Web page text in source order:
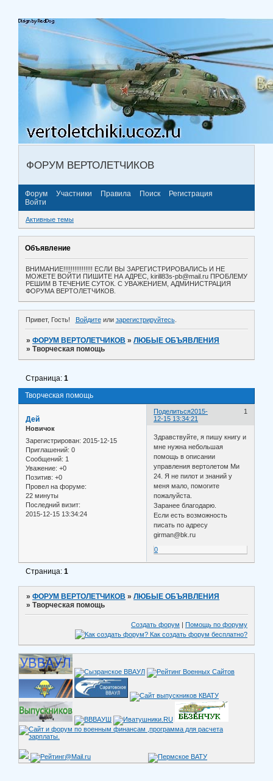
ФОРУМ ВЕРТОЛЕТЧИКОВ
Форум Участники Правила Поиск
Регистрация
Войти
Активные темы
Объявление
ВНИМАНИЕ!!!!!!!!!!!!!!!! ЕСЛИ ВЫ ЗАРЕГИСТРИРОВАЛИСЬ И НЕ
МОЖЕТЕ ВОЙТИ ПИШИТЕ НА АДРЕС, kirill83s-pb@mail.ru ПРОБЛЕМУ
РЕШИМ В ТЕЧЕНИЕ СУТОК. С УВАЖЕНИЕМ, АДМИНИСТРАЦИЯ
ФОРУМА ВЕРТОЛЕТЧИКОВ.
Привет, Гость! Войдитеили зарегистрируйтесь.
»ФОРУМ ВЕРТОЛЕТЧИКОВ »ЛЮБЫЕ ОБЪЯВЛЕНИЯ
»Творческая помощь
Творческая помощь
Страница:1
Поделиться 1
2015-
12-15 13:34:21
Дей
Новичок
Зарегистрирован: 2015-12-15
Приглашений: 0
Сообщений: 1
Уважение: +0
Позитив: +0
Провел на форуме:
22 минуты
Последний визит:
2015-12-15 13:34:24
Здравствуйте, я пишу книгу и
мне нужна небольшая
помощь в описании
управления вертолетом Ми
24. Я не пилот и знаний у
меня мало, помогите
пожалуйста.
Заранее благодарю.
Если есть возможность
писать по адресу
girman@bk.ru
0
Страница:1
»ФОРУМ ВЕРТОЛЕТЧИКОВ »ЛЮБЫЕ ОБЪЯВЛЕНИЯ
»Творческая помощь
Создать форум | Помощь по форуму